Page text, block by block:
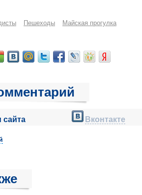
Пешеходы Майская прогулка
сайта Вконтакте